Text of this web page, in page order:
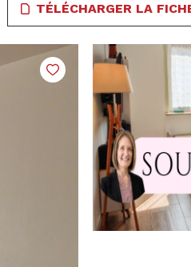
TÉLÉCHARGER LA